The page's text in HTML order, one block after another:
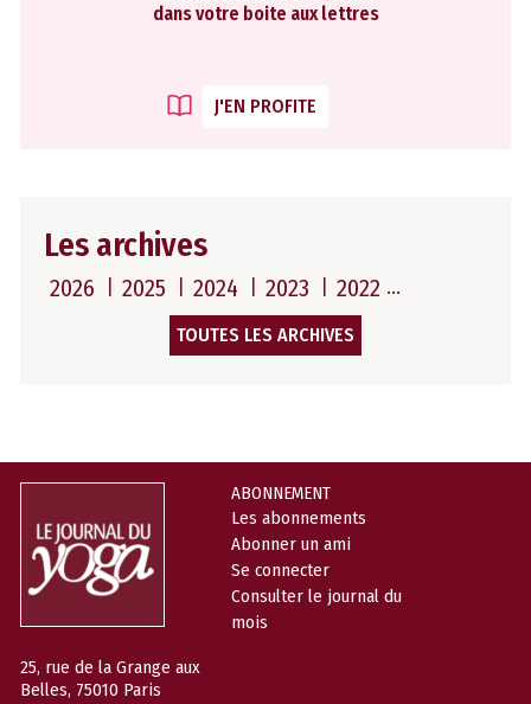
dans votre boite aux lettres
J'EN PROFITE
Les archives
2026 2025 2024 2023 2022
TOUTES LES ARCHIVES
25, rue de la Grange aux
Belles, 75010 Paris
ABONNEMENT
Les abonnements
Abonner un ami
Se connecter
Consulter le journal du
mois